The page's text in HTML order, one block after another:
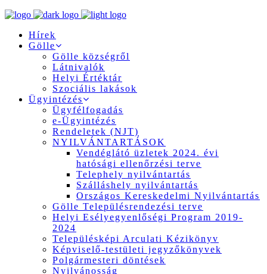
Hírek
Gölle
Gölle községről
Látnivalók
Helyi Értéktár
Szociális lakások
Ügyintézés
Ügyfélfogadás
e-Ügyintézés
Rendeletek (NJT)
NYILVÁNTARTÁSOK
Vendéglátó üzletek 2024. évi
hatósági ellenőrzési terve
Telephely nyilvántartás
Szálláshely nyilvántartás
Országos Kereskedelmi Nyilvántartás
Gölle Településrendezési terve
Helyi Esélyegyenlőségi Program 2019-
2024
Településképi Arculati Kézikönyv
Képviselő-testületi jegyzőkönyvek
Polgármesteri döntések
Nyilvánosság